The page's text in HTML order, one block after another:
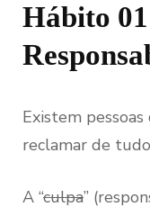
Hábito
Existem
reclamar de
A “culpa”